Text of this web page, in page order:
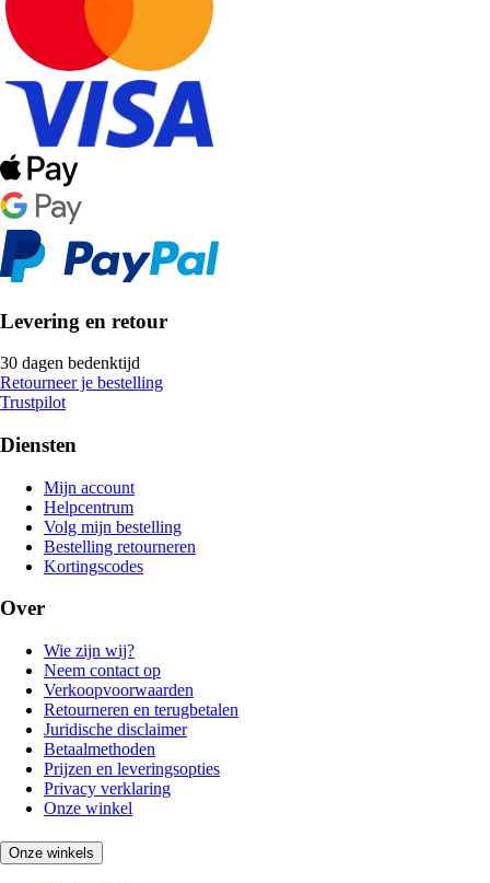
Levering en retour
30 dagen bedenktijd
Retourneer je bestelling
Trustpilot
Diensten
Mijn account
Helpcentrum
Volg mijn bestelling
Bestelling retourneren
Kortingscodes
Over
Wie zijn wij?
Neem contact op
Verkoopvoorwaarden
Retourneren en terugbetalen
Juridische disclaimer
Betaalmethoden
Prijzen en leveringsopties
Privacy verklaring
Onze winkel
Onze winkels